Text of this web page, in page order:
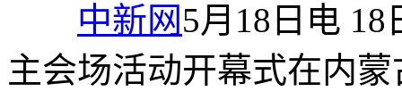
中新网5月18日电
主会场活动开幕式在内